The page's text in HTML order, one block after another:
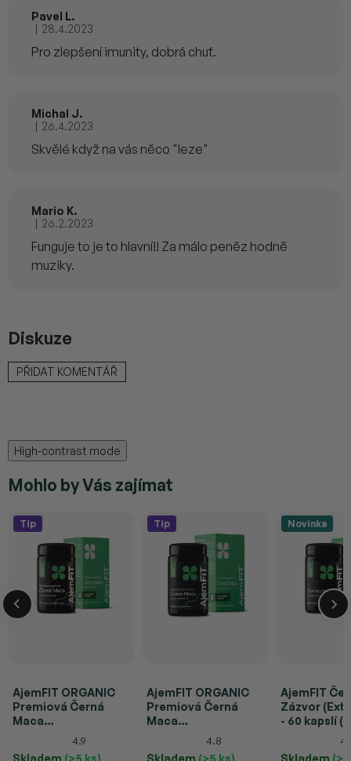
Pavel L.
Hodnocení produktu je 5 z 5 hvězdiček.
| 28.4.2023
Pro zlepšení imunity, dobrá chuť.
Michal J.
Hodnocení produktu je 5 z 5 hvězdiček.
| 26.4.2023
Skvělé když na vás něco "leze"
Mario K.
Hodnocení produktu je 5 z 5 hvězdiček.
| 26.2.2023
Funguje to je to hlavní!! Za málo peněz hodně
muziky.
Diskuze
PŘIDAT KOMENTÁŘ
High-contrast mode
Mohlo by Vás zajímat
Tip
AjemFIT ORGANIC
Premiová Černá
Maca
(Želatinizovaná) – 90
kapslí (67,5g)
4.9
Skladem (>5 ks)
Tip
AjemFIT ORGANIC
Premiová Černá
Maca
(Želatinizovaná) - v
prášku (300g)
4.8
Skladem (>5 ks)
Novinka
AjemFIT
Zázvor
- 60 kapslí
Skladem